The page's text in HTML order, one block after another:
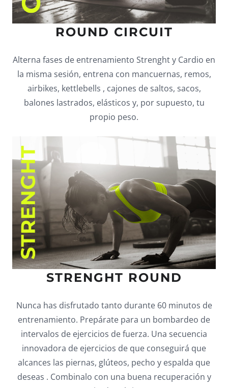
ROUND CIRCUIT
Alterna fases de entrenamiento Strenght y Cardio en
la misma sesión, entrena con mancuernas, remos,
airbikes, kettlebells , cajones de saltos, sacos,
balones lastrados, elásticos y, por supuesto, tu
propio peso.
STRENGHT ROUND
Nunca has disfrutado tanto durante 60 minutos de
entrenamiento. Prepárate para un bombardeo de
intervalos de ejercicios de fuerza. Una secuencia
innovadora de ejercicios de que conseguirá que
alcances las piernas, glúteos, pecho y espalda que
deseas . Combinalo con una buena recuperación y